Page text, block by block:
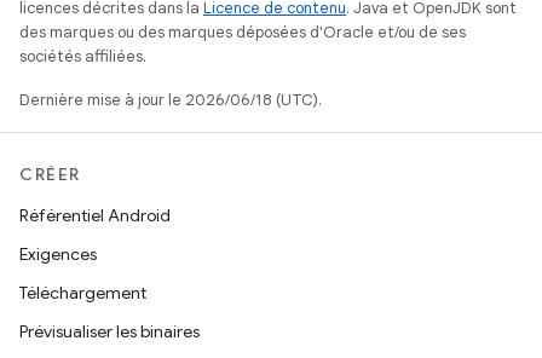
licences décrites dans la Licence de contenu. Java et OpenJDK sont
des marques ou des marques déposées d'Oracle et/ou de ses
sociétés affiliées.
Dernière mise à jour le 2026/06/18 (UTC).
CRÉER
Référentiel Android
Exigences
Téléchargement
Prévisualiser les binaires